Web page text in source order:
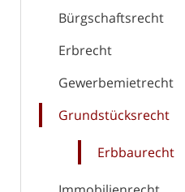
Bürgschaftsrecht
Erbrecht
Gewerbemietrecht
Grundstücksrecht
Erbbaurecht